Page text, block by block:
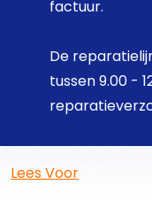
factuur.
De
tussen 9.00 -
Lees Voor